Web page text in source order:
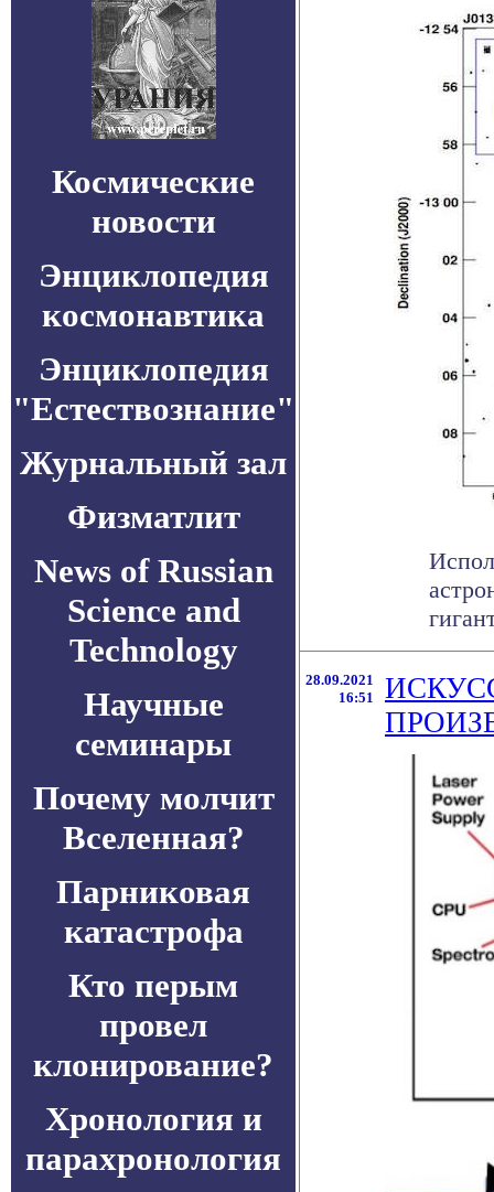
Космические
новости
Энциклопедия
космонавтика
Энциклопедия
"Естествознание"
Журнальный зал
Физматлит
News of Russian
Science and
Technology
Научные
семинары
Почему молчит
Вселенная?
Парниковая
катастрофа
Кто перым
провел
клонирование?
Хронология и
парахронология
28.09.2021
16:51